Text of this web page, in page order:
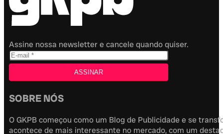
Assine nossa newsletter e cancele quando quiser.
SOBRE NÓS
O GKPB começou como um Blog de Publicidade e se
acontece de mais interessante no mercado, com um